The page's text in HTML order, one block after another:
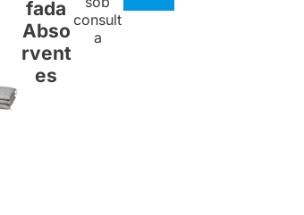
fada
Abso
rvent
es
consult
a